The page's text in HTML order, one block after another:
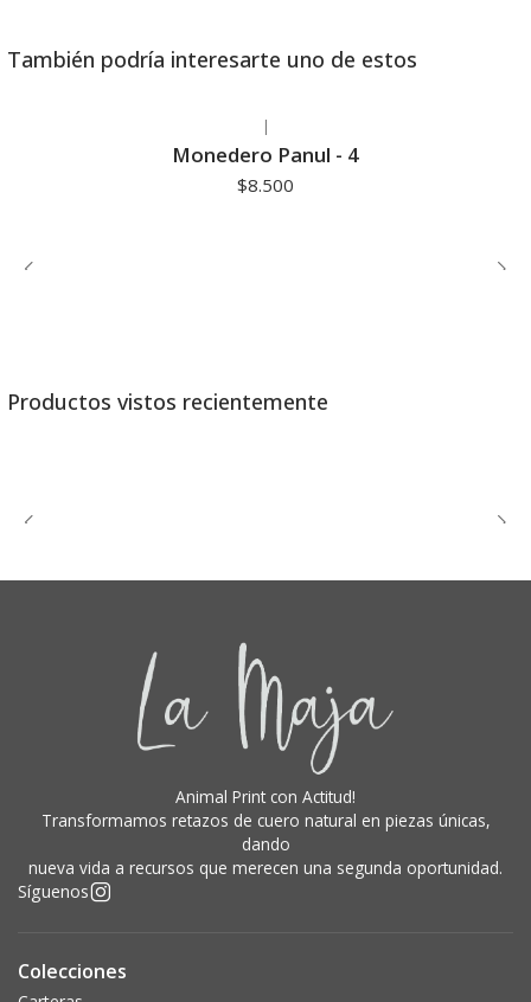
También podría interesarte uno de estos
|
Monedero Panul - 4
$8.500
Productos vistos recientemente
Animal Print con Actitud!
Transformamos retazos de cuero natural en piezas únicas,
dando
nueva vida a recursos que merecen una segunda oportunidad.
Síguenos
Colecciones